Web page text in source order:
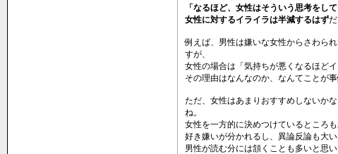
「なるほど、女性はそういう思考をし
女性に対するイライラは半減するはず
例えば、男性は嫌いな女性からさわら
すが、
女性の場合は「気持ちが悪くなるほど
その理由はなんなのか、なんてことが
ただ、女性はあまりおすすめしないか
ね。
女性を一方的に決めつけているところも
好き嫌いが分かれるし、異論反論も大
男性が読む分には頷くことも多いと思い